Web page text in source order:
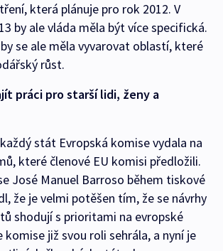
která plánuje pro rok 2012. V
by ale vláda měla být více specifická.
se ale měla vyvarovat oblastí, které
růst.
práci pro starší lidi, ženy a
stát Evropská komise vydala na
které členové EU komisi předložili.
José Manuel Barroso během tiskové
že je velmi potěšen tím, že se návrhy
shodují s prioritami na evropské
komise již svou roli sehrála, a nyní je